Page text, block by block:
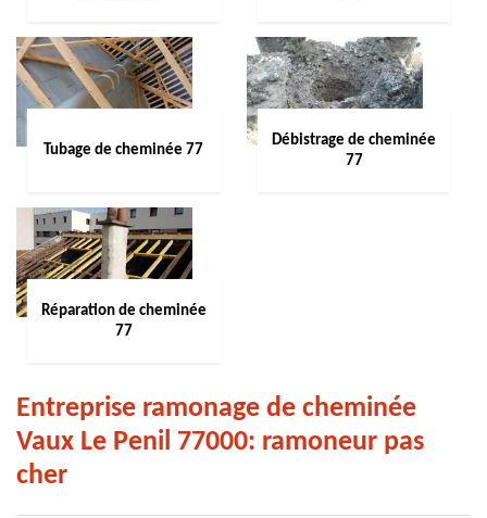
Tubage de cheminée 77
Débistrage de cheminée
77
Réparation de cheminée
77
Entreprise ramonage de cheminée
Vaux Le Penil 77000: ramoneur pas
cher